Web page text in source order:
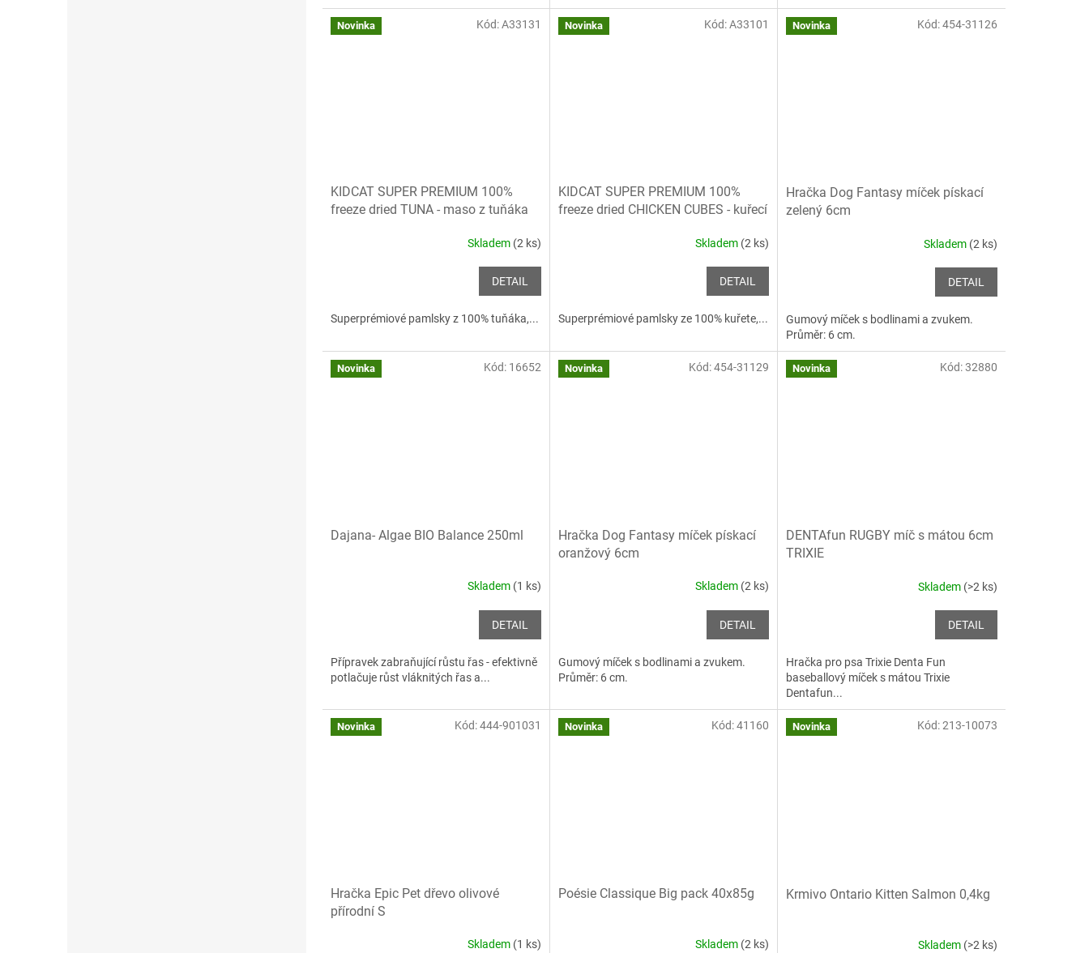
Novinka
KIDCAT SUPER PREMIUM 100%
freeze dried TUNA - maso z tuňáka
Skladem (2 ks)
DETAIL
Superprémiové pamlsky z 100% tuňáka,...
Kód:A33131 Novinka
KIDCAT SUPER PREMIUM 100%
freeze dried CHICKEN CUBES - kuřecí
Skladem (2 ks)
DETAIL
Superprémiové pamlsky ze 100% kuřete,...
Kód:A33101 Novinka
Hračka Dog Fantasy míček pískací
zelený 6cm
Skladem (2 ks)
DETAIL
Gumový míček s bodlinami a zvukem.
Průměr: 6 cm.
Kód:454-31126
Novinka
Dajana- Algae BIO Balance 250ml
Skladem (1 ks)
DETAIL
Přípravek zabraňující růstu řas - efektivně
potlačuje růst vláknitých řas a...
Kód: 16652 Novinka
Hračka Dog Fantasy míček pískací
oranžový 6cm
Skladem (2 ks)
DETAIL
Gumový míček s bodlinami a zvukem.
Průměr: 6 cm.
Kód:454-31129 Novinka
DENTAfun RUGBY míč s mátou 6cm
TRIXIE
Skladem (>2 ks)
DETAIL
Hračka pro psa Trixie Denta Fun
baseballový míček s mátou Trixie
Dentafun...
Kód:32880
Novinka
Hračka Epic Pet dřevo olivové
přírodní S
Skladem (1 ks)
Kód:444-901031 Novinka
Poésie Classique Big pack 40x85g
Skladem (2 ks)
Kód:41160 Novinka
Krmivo Ontario Kitten Salmon 0,4kg
Skladem (>2 ks)
Kód:213-10073